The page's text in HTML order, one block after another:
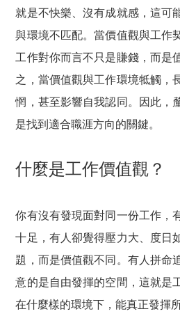
就是不快樂、沒有成就感，這可
與環境不匹配。當價值觀與工作
工作對你而言不只是賺錢，而是
之，當價值觀與工作環境牴觸，
惘，甚至影響自我認同。因此，
是找到適合職涯方向的關鍵。
什麼是工作價值觀？
你有沒有發現面對同一份工作，
十足，有人卻覺得壓力大、度日
題，而是價值觀不同。有人拼命
意的是自由發揮的空間，這就是
在什麼樣的環境下，能真正發揮